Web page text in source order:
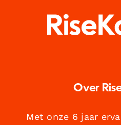
Over
Met onze 6 jaar